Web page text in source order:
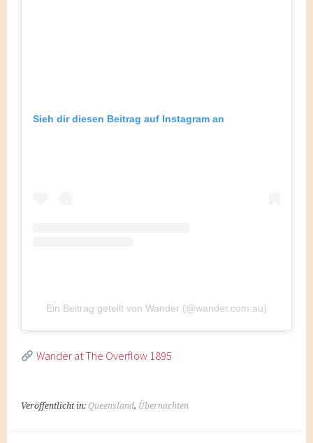
Sieh dir diesen Beitrag auf Instagram an
Ein Beitrag geteilt von Wander (@wander.com.au)
Wander at The Overflow 1895
Veröffentlicht in:Queensland, Übernachten